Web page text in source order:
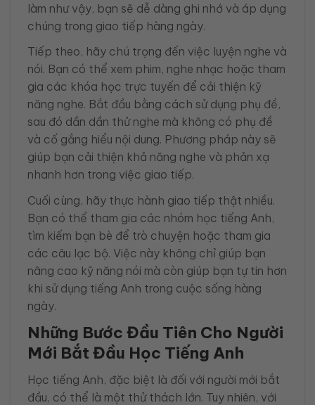
làm như vậy, bạn sẽ dễ dàng ghi nhớ và áp dụng
chúng trong giao tiếp hàng ngày.
Tiếp theo, hãy chú trọng đến việc luyện nghe và
nói. Bạn có thể xem phim, nghe nhạc hoặc tham
gia các khóa học trực tuyến để cải thiện kỹ
năng nghe. Bắt đầu bằng cách sử dụng phụ đề,
sau đó dần dần thử nghe mà không có phụ đề
và cố gắng hiểu nội dung. Phương pháp này sẽ
giúp bạn cải thiện khả năng nghe và phản xạ
nhanh hơn trong việc giao tiếp.
Cuối cùng, hãy thực hành giao tiếp thật nhiều.
Bạn có thể tham gia các nhóm học tiếng Anh,
tìm kiếm bạn bè để trò chuyện hoặc tham gia
các câu lạc bộ. Việc này không chỉ giúp bạn
nâng cao kỹ năng nói mà còn giúp bạn tự tin hơn
khi sử dụng tiếng Anh trong cuộc sống hàng
ngày.
Những Bước Đầu Tiên Cho Người
Mới Bắt Đầu Học Tiếng Anh
Học tiếng Anh, đặc biệt là đối với người mới bắt
đầu, có thể là một thử thách lớn. Tuy nhiên, với